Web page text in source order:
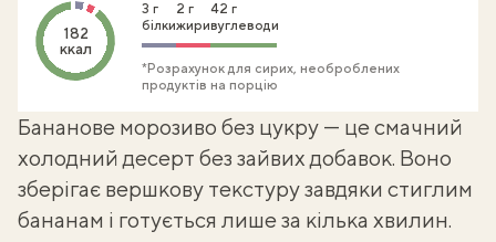
182
ккал
3 г
білки
2 г
жири
42 г
вуглеводи
*Розрахунок для сирих, необроблених
продуктів на порцію
Бананове морозиво без цукру — це смачний
холодний десерт без зайвих добавок. Воно
зберігає вершкову текстуру завдяки стиглим
бананам і готується лише за кілька хвилин.